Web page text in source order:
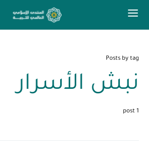
Posts by tag
نبش الأسرار
1 post